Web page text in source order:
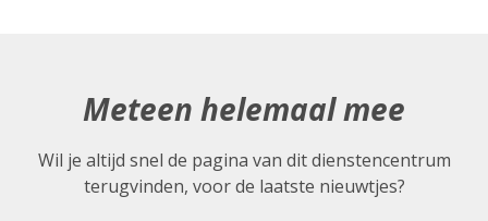
Meteen helemaal mee
Wil je altijd snel de pagina van dit dienstencentrum
terugvinden, voor de laatste nieuwtjes?